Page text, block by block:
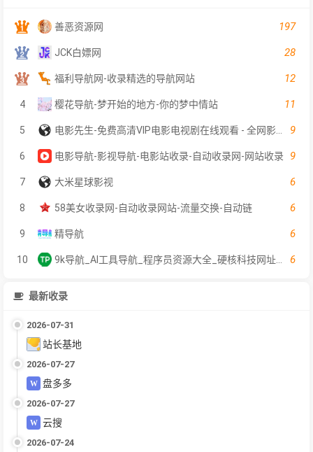
善恶资源网 197
JCK白嫖网 28
福利导航网-收录精选的导航网站 12
4 樱花导航-梦开始的地方-你的梦中情站 11
5 9
6 电影导航-影视导航-电影站收录-自动收录网-网站收录 9
7 大米星球影视 6
8 58美女收录网-自动收录网站-流量交换-自动链 6
9 精导航 6
10 6
最新收录
2026-07-31
站长基地
2026-07-27
盘多多
2026-07-27
云搜
2026-07-24